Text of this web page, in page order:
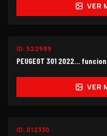
VER
ID: 522989
PEUGEOT 301 2022...
VER
ID: 012330